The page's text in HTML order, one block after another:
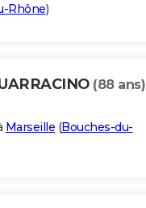
Rhône)
(88 ans)
Marseille (Bouches-du-